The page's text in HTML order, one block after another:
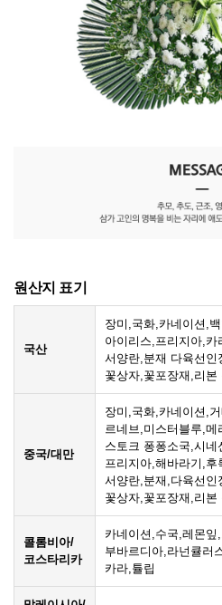
원산지 표기
국산
장미,국화,카네이션,
아이리스,프리지아,
서양란,분재 다육선인
꽃상자,꽃포장재,리본
중국/대만
장미,국화,카네이션,
르네브,미스터블루,
스토크 퐁퐁소국,시
프리지아,해바라기,
서양란,분재,다육선인
꽃상자,꽃포장재,리본
콜롬비아/
코스타리카
카네이션,수국,레몬
부바르디아,라넌큘러
카라,튤립